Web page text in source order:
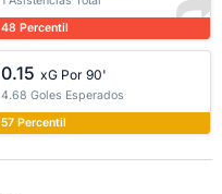
48 Percentil
0.15 xG Por 90'
4.68 Goles Esperados
57 Percentil